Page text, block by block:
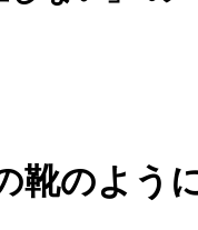
靴のよう